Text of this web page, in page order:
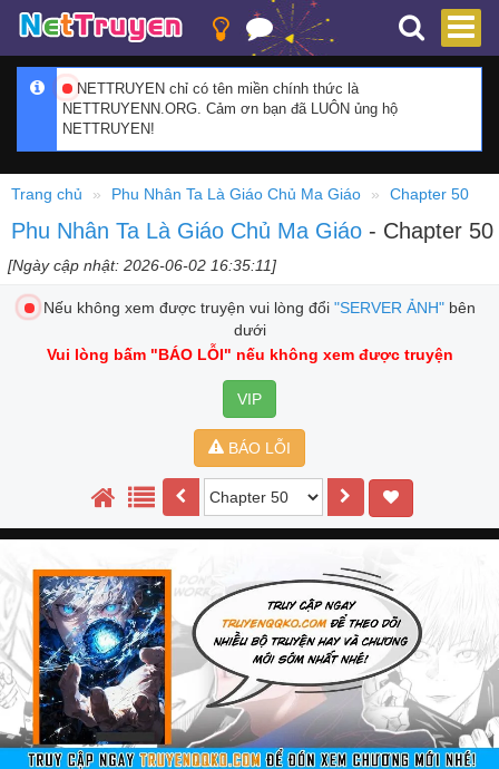
NETTRUYEN chỉ có tên miền chính thức là
NETTRUYENN.ORG. Cảm ơn bạn đã LUÔN ủng hộ
NETTRUYEN!
Trang chủ Phu Nhân Ta Là Giáo Chủ Ma Giáo Chapter 50
Phu Nhân Ta Là Giáo Chủ Ma Giáo - Chapter 50
[Ngày cập nhật: 2026-06-02 16:35:11]
Nếu không xem được truyện vui lòng đổi "SERVER ẢNH"bên
dưới
Vui lòng bấm "BÁO LỖI" nếu không xem được truyện
VIP
BÁO LỖI